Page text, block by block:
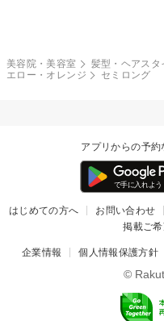
美容院・美容室 髪型・ヘアスタ
エロー・オレンジ
セミロング
アプリからの予約
はじめての方へ お問い合わせ
掲載ご
企業情報 個人情報保護方針
©